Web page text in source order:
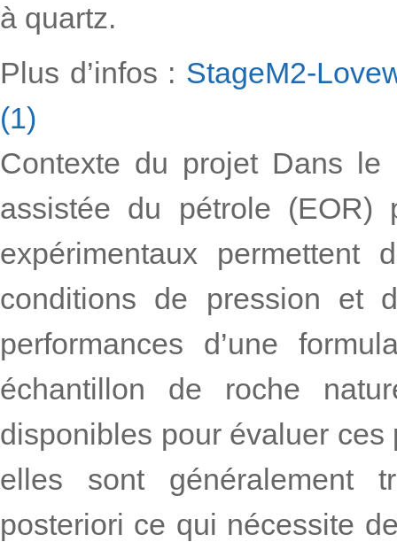
à quartz.
Plus d’infos : StageM2-
(1)
Contexte du projet Dans le
assistée du pétrole (EOR)
expérimentaux permettent
conditions de pression et
performances d’une
échantillon de roche
disponibles pour évaluer ces
elles sont généralement
posteriori ce qui nécessite